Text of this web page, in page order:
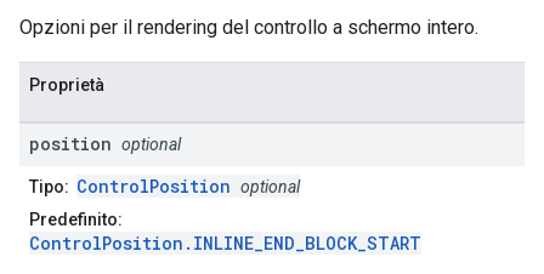
Opzioni per il rendering del controllo a schermo intero.
Proprietà
position optional
Tipo: ControlPosition optional
Predefinito:
ControlPosition.INLINE_END_BLOCK_START